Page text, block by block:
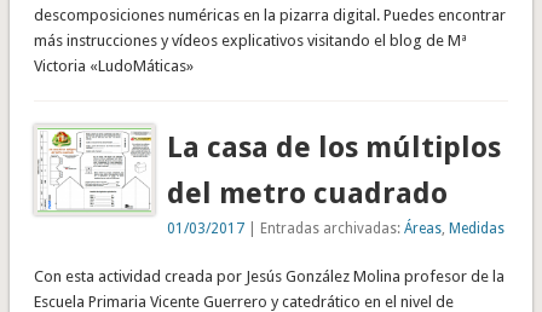
descomposiciones numéricas en la pizarra digital. Puedes encontrar
más instrucciones y vídeos explicativos visitando el blog de Mª
Victoria «LudoMáticas»
La casa de los múltiplos
del metro cuadrado
01/03/2017 | Entradas archivadas:Áreas ,Medidas
Con esta actividad creada por Jesús González Molina profesor de la
Escuela Primaria Vicente Guerrero y catedrático en el nivel de